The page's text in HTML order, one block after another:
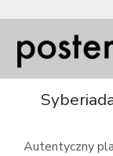
Autentyczny